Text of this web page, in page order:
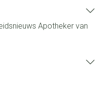
Apotheker van